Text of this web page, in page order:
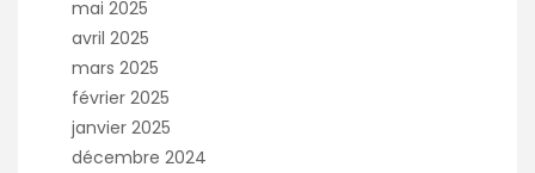
mai 2025
avril 2025
mars 2025
février 2025
janvier 2025
décembre 2024